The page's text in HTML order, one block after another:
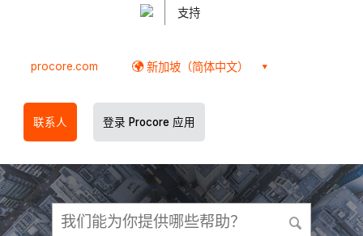
支持
procore.com 新加坡（简体中文）
联系人 登录 Procore 应用